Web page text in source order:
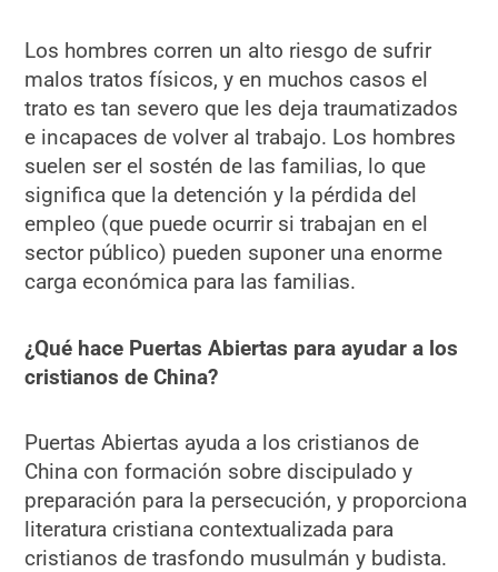
Los hombres corren un alto riesgo de sufrir
malos tratos físicos, y en muchos casos el
trato es tan severo que les deja traumatizados
e incapaces de volver al trabajo. Los hombres
suelen ser el sostén de las familias, lo que
significa que la detención y la pérdida del
empleo (que puede ocurrir si trabajan en el
sector público) pueden suponer una enorme
carga económica para las familias.
¿Qué hace Puertas Abiertas para ayudar a los
cristianos de China?
Puertas Abiertas ayuda a los cristianos de
China con formación sobre discipulado y
preparación para la persecución, y proporciona
literatura cristiana contextualizada para
cristianos de trasfondo musulmán y budista.